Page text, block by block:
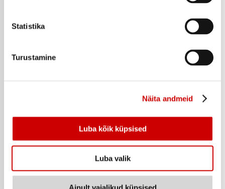
Statistika
Turustamine
Näita andmeid
Luba kõik küpsised
Luba valik